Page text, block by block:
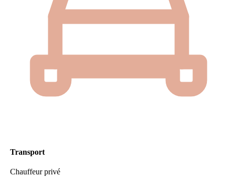
Transport
Chauffeur privé